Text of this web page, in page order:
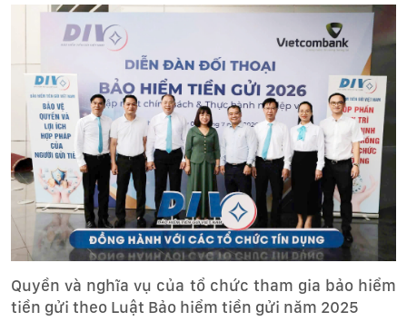
Quyền và nghĩa vụ của tổ chức tham gia bảo hiểm
tiền gửi theo Luật Bảo hiểm tiền gửi năm 2025